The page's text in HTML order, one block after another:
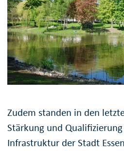
Zudem standen in den
Stärkung und
Infrastruktur der Stadt